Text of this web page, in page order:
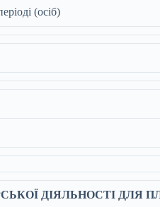
(осіб)
ДІЯЛЬНОСТІ ДЛЯ